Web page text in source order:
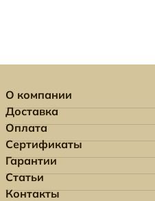
О компании
Доставка
Оплата
Сертификаты
Гарантии
Статьи
Контакты